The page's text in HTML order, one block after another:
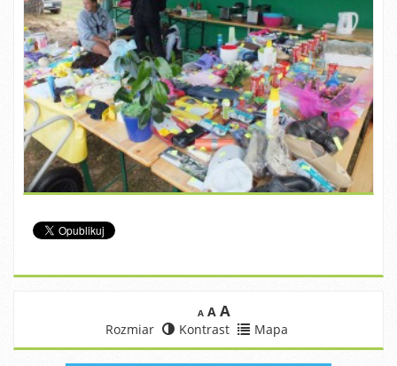
A A A
Rozmiar Kontrast Mapa